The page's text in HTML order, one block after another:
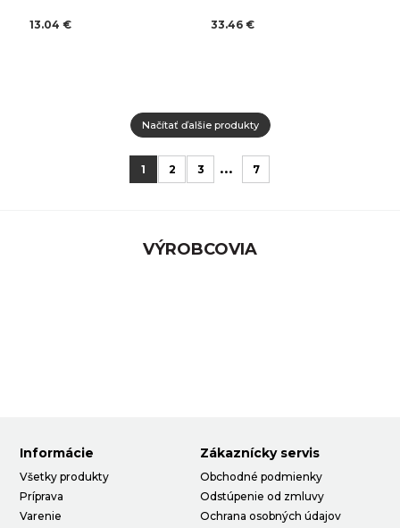
13.04 € 33.46 €
Načítať ďalšie produkty
1 2 3 ... 7
VÝROBCOVIA
Informácie
Všetky produkty
Príprava
Varenie
Zákaznícky servis
Obchodné podmienky
Odstúpenie od zmluvy
Ochrana osobných údajov